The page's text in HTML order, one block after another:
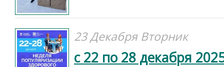
23 Декабря Вторник
с 22 по 28 декабря